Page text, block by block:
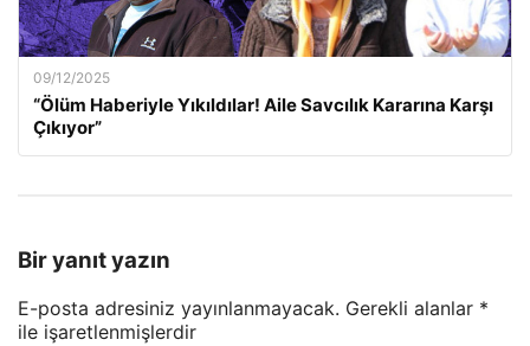
09/12/2025
“Ölüm Haberiyle Yıkıldılar! Aile Savcılık Kararına Karşı
Çıkıyor”
Bir yanıt yazın
E-posta adresiniz yayınlanmayacak. Gerekli alanlar *
ile işaretlenmişlerdir